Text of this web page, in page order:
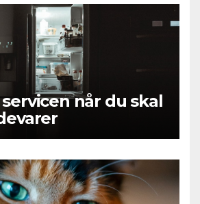
når du skal